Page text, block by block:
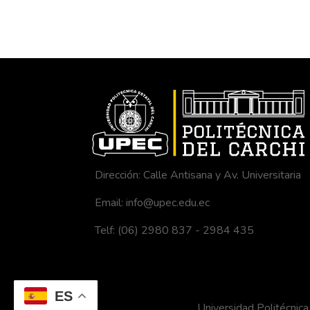
ES
Dirección: Calle Antisana y Av. Universitaria
Email: info@upec.edu.ec
Telf: (06) 2980 837 - 2984 435